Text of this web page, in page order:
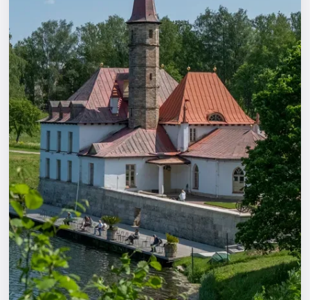
Спорт
События
Города
Площадки
Артисты
Рейтинги